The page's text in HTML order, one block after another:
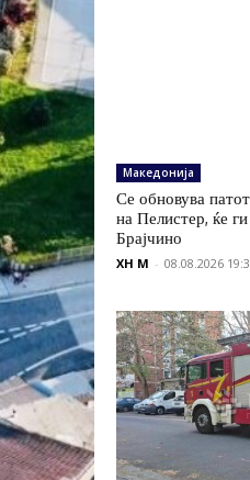
Македонија
Се обновува
на Пелистер, ќе
Брајчино
XH M - 08.08.2026